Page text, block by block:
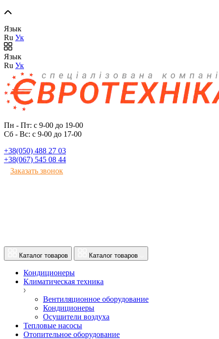
Язык
Ru Ук
Язык
Ru Ук
Пн - Пт: с 9-00 до 19-00
Сб - Вс: с 9-00 до 17-00
+38(050) 488 27 03
+38(067) 545 08 44
Заказать звонок
Каталог товаров Каталог товаров
Кондиционеры
Климатическая техника
Вентиляционное оборудование
Кондиционеры
Осушители воздуха
Тепловые насосы
Отопительное оборудование